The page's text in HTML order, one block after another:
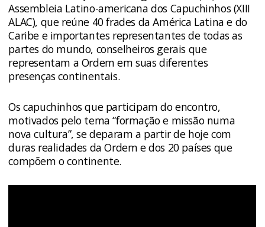
Assembleia Latino-americana dos Capuchinhos (XIII
ALAC), que reúne 40 frades da América Latina e do
Caribe e importantes representantes de todas as
partes do mundo, conselheiros gerais que
representam a Ordem em suas diferentes
presenças continentais.
Os capuchinhos que participam do encontro,
motivados pelo tema “formação e missão numa
nova cultura”, se deparam a partir de hoje com
duras realidades da Ordem e dos 20 países que
compõem o continente.